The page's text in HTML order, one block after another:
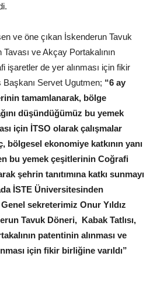
ve öne çıkan İskenderun Tavuk
ve Akçay Portakalının
işaretler de yer alınması için fikir
Başkanı Servet Ugutmen; “6 ay
tamamlanarak, bölge
düşündüğümüz bu yemek
için İTSO olarak çalışmalar
bölgesel ekonomiye katkının yanı
bu yemek çeşitlerinin Coğrafi
şehrin tanıtımına katkı sunmayı
İSTE Üniversitesinden
sekreterimiz Onur Yıldız
Tavuk Döneri, Kabak Tatlısı,
patentinin alınması ve
için fikir birliğine varıldı”